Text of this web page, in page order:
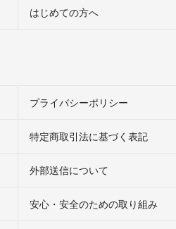
はじめての方へ
プライバシーポリシー
特定商取引法に基づく表記
外部送信について
安心・安全のための取り組み